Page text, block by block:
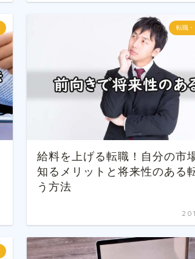
転職
給料を上げる転職！自分の市
知るメリットと将来性のある
う方法